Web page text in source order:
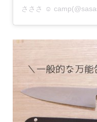
さささ ☺︎